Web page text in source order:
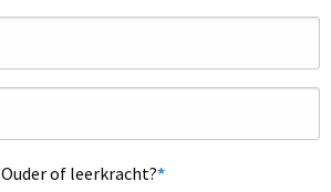
Ouder of leerkracht?